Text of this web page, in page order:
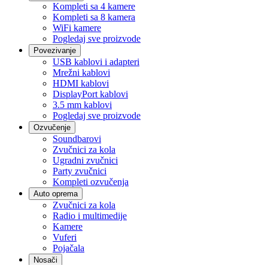
Kompleti sa 4 kamere
Kompleti sa 8 kamera
WiFi kamere
Pogledaj sve proizvode
Povezivanje
USB kablovi i adapteri
Mrežni kablovi
HDMI kablovi
DisplayPort kablovi
3.5 mm kablovi
Pogledaj sve proizvode
Ozvučenje
Soundbarovi
Zvučnici za kola
Ugradni zvučnici
Party zvučnici
Kompleti ozvučenja
Auto oprema
Zvučnici za kola
Radio i multimedije
Kamere
Vuferi
Pojačala
Nosači